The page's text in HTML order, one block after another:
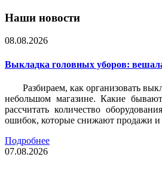
Наши новости
08.08.2026
Выкладка головных уборов:
Разбираем, как организовать
небольшом магазине. Какие
рассчитать количество
ошибок, которые снижают продажи и
Подробнее
07.08.2026